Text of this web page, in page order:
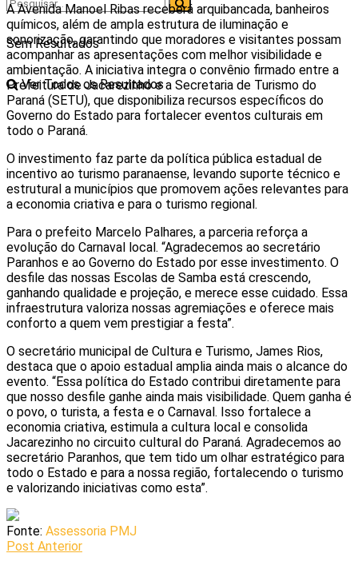
Sem Resultados
Ver Todos os Resultados
A Avenida Manoel Ribas receberá arquibancada, banheiros
químicos, além de ampla estrutura de iluminação e
sonorização, garantindo que moradores e visitantes possam
acompanhar as apresentações com melhor visibilidade e
ambientação. A iniciativa integra o convênio firmado entre a
Prefeitura de Jacarezinho e a Secretaria de Turismo do
Paraná (SETU), que disponibiliza recursos específicos do
Governo do Estado para fortalecer eventos culturais em
todo o Paraná.
O investimento faz parte da política pública estadual de
incentivo ao turismo paranaense, levando suporte técnico e
estrutural a municípios que promovem ações relevantes para
a economia criativa e para o turismo regional.
Para o prefeito Marcelo Palhares, a parceria reforça a
evolução do Carnaval local. “Agradecemos ao secretário
Paranhos e ao Governo do Estado por esse investimento. O
desfile das nossas Escolas de Samba está crescendo,
ganhando qualidade e projeção, e merece esse cuidado. Essa
infraestrutura valoriza nossas agremiações e oferece mais
conforto a quem vem prestigiar a festa”.
O secretário municipal de Cultura e Turismo, James Rios,
destaca que o apoio estadual amplia ainda mais o alcance do
evento. “Essa política do Estado contribui diretamente para
que nosso desfile ganhe ainda mais visibilidade. Quem ganha é
o povo, o turista, a festa e o Carnaval. Isso fortalece a
economia criativa, estimula a cultura local e consolida
Jacarezinho no circuito cultural do Paraná. Agradecemos ao
secretário Paranhos, que tem tido um olhar estratégico para
todo o Estado e para a nossa região, fortalecendo o turismo
e valorizando iniciativas como esta”.
Fonte: Assessoria PMJ
Post Anterior